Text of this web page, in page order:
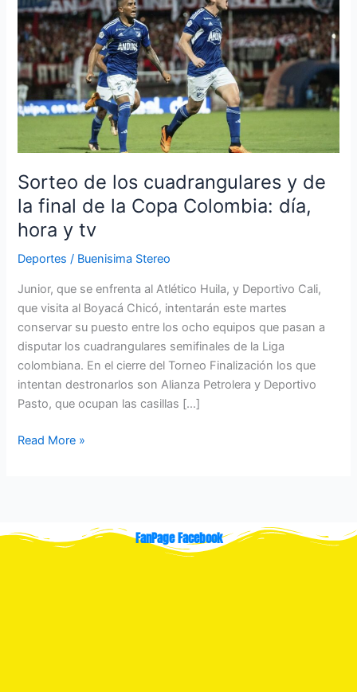
Sorteo de los cuadrangulares y de
la final de la Copa Colombia: día,
hora y tv
Deportes / Buenisima Stereo
Junior, que se enfrenta al Atlético Huila, y Deportivo Cali,
que visita al Boyacá Chicó, intentarán este martes
conservar su puesto entre los ocho equipos que pasan a
disputar los cuadrangulares semifinales de la Liga
colombiana. En el cierre del Torneo Finalización los que
intentan destronarlos son Alianza Petrolera y Deportivo
Pasto, que ocupan las casillas […]
los
cuadrangulares
y
de
la
final
de
Colombia:
día,
hora
y
tv
Read More »
FanPage Facebook